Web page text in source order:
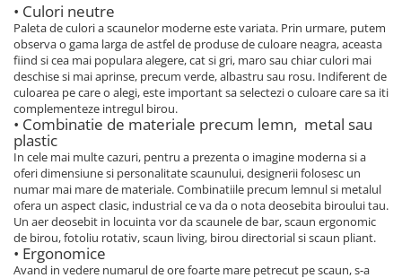
• Culori neutre
Paleta de culori a scaunelor moderne este variata. Prin urmare, putem
observa o gama larga de astfel de produse de culoare neagra, aceasta
fiind si cea mai populara alegere, cat si gri, maro sau chiar culori mai
deschise si mai aprinse, precum verde, albastru sau rosu. Indiferent de
culoarea pe care o alegi, este important sa selectezi o culoare care sa iti
complementeze intregul birou.
• Combinatie de materiale precum lemn, metal sau
plastic
In cele mai multe cazuri, pentru a prezenta o imagine moderna si a
oferi dimensiune si personalitate scaunului, designerii folosesc un
numar mai mare de materiale. Combinatiile precum lemnul si metalul
ofera un aspect clasic, industrial ce va da o nota deosebita biroului tau.
Un aer deosebit in locuinta vor da scaunele de bar, scaun ergonomic
de birou, fotoliu rotativ, scaun living, birou directorial si scaun pliant.
• Ergonomice
Avand in vedere numarul de ore foarte mare petrecut pe scaun, s-a